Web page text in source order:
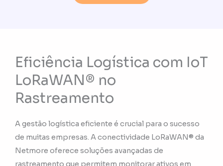
Eficiência Logística com IoT
LoRaWAN® no
Rastreamento
A gestão logística eficiente é crucial para o sucesso
de muitas empresas. A conectividade LoRaWAN® da
Netmore oferece soluções avançadas de